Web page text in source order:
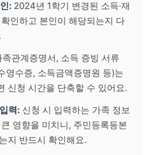
: 2024년 1학기 변경된 소득·재
인하고 본인이 해당되는지 다
족관계증명서, 소득 증빙 서류
영수증, 소득금액증명원 등)는
신청 시간을 단축할 수 있어요.
력: 신청 시 입력하는 가족 정보
영향을 미치니, 주민등록등본
지 반드시 확인해요.